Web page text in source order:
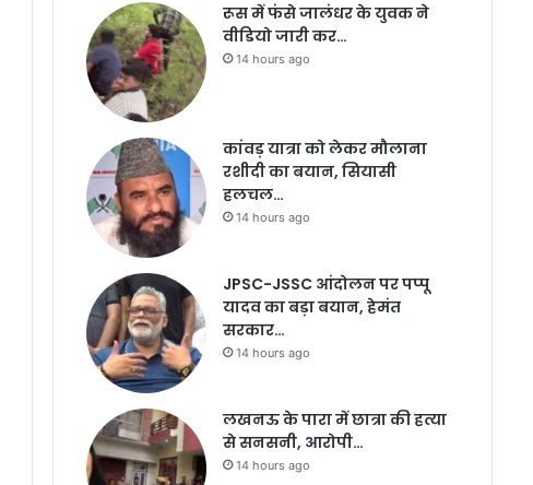
रूस में फंसे जालंधर के युवक ने
वीडियो जारी कर…
14 hours ago
कांवड़ यात्रा को लेकर मौलाना
रशीदी का बयान, सियासी
हलचल…
14 hours ago
JPSC-JSSC आंदोलन पर पप्पू
यादव का बड़ा बयान, हेमंत
सरकार…
14 hours ago
लखनऊ के पारा में छात्रा की हत्या
से सनसनी, आरोपी…
14 hours ago